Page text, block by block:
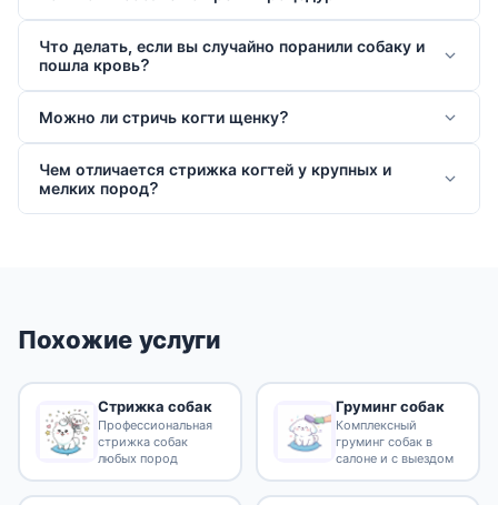
Что делать, если вы случайно поранили собаку и
пошла кровь?
Можно ли стричь когти щенку?
Чем отличается стрижка когтей у крупных и
мелких пород?
Похожие услуги
Стрижка собак
Профессиональная
стрижка собак
любых пород
Груминг собак
Комплексный
груминг собак в
салоне и с выездом